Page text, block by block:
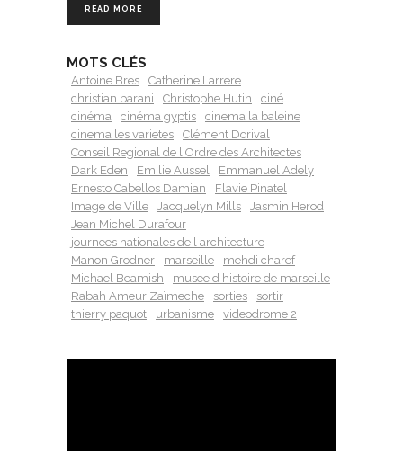
READ MORE
MOTS CLÉS
Antoine Bres
Catherine Larrere
christian barani
Christophe Hutin
ciné
cinéma
cinéma gyptis
cinema la baleine
cinema les varietes
Clément Dorival
Conseil Regional de l Ordre des Architectes
Dark Eden
Emilie Aussel
Emmanuel Adely
Ernesto Cabellos Damian
Flavie Pinatel
Image de Ville
Jacquelyn Mills
Jasmin Herod
Jean Michel Durafour
journees nationales de l architecture
Manon Grodner
marseille
mehdi charef
Michael Beamish
musee d histoire de marseille
Rabah Ameur Zaïmeche
sorties
sortir
thierry paquot
urbanisme videodrome 2